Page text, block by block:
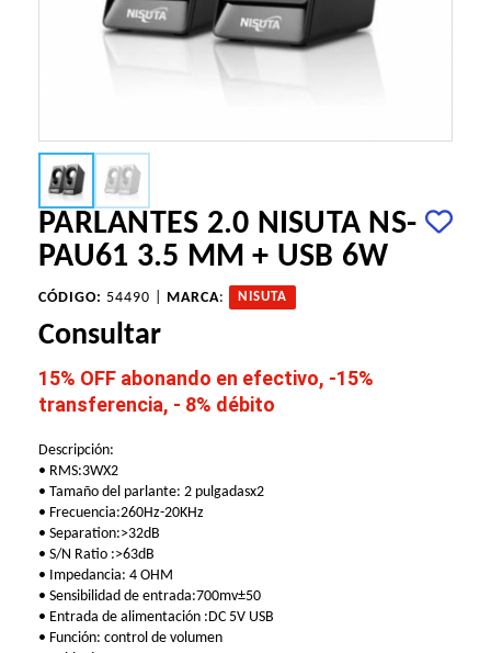
PARLANTES 2.0 NISUTA NS-
PAU61 3.5 MM + USB 6W
CÓDIGO: 54490 | MARCA: NISUTA
Consultar
15% OFF abonando en efectivo, -15%
transferencia, - 8% débito
Descripción:
• RMS:3WX2
• Tamaño del parlante: 2 pulgadasx2
• Frecuencia:260Hz-20KHz
• Separation:>32dB
• S/N Ratio :>63dB
• Impedancia: 4 OHM
• Sensibilidad de entrada:700mv±50
• Entrada de alimentación :DC 5V USB
• Función: control de volumen